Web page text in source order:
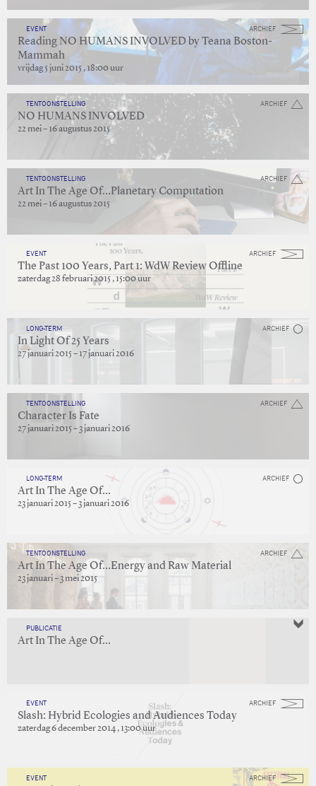
ARCHIEF
EVENT
Reading NO HUMANS INVOLVED by Teana Boston-
Mammah
vrijdag 5 juni 2015 , 18:00 uur
ARCHIEF
TENTOONSTELLING
NO HUMANS INVOLVED
22 mei – 16 augustus 2015
ARCHIEF
TENTOONSTELLING
Art In The Age Of…Planetary Computation
22 mei – 16 augustus 2015
ARCHIEF
EVENT
The Past 100 Years, Part 1: WdW Review Offline
zaterdag 28 februari 2015 , 15:00 uur
ARCHIEF
LONG-TERM
In Light Of 25 Years
27 januari 2015 – 17 januari 2016
ARCHIEF
TENTOONSTELLING
Character Is Fate
27 januari 2015 – 3 januari 2016
ARCHIEF
LONG-TERM
Art In The Age Of...
23 januari 2015 – 3 januari 2016
ARCHIEF
TENTOONSTELLING
Art In The Age Of…Energy and Raw Material
23 januari – 3 mei 2015
PUBLICATIE
Art In The Age Of...
ARCHIEF
EVENT
Slash: Hybrid Ecologies and Audiences Today
zaterdag 6 december 2014 , 13:00 uur
ARCHIEF
EVENT